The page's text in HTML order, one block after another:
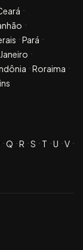
Pará
Roraima
Q R S T U
V